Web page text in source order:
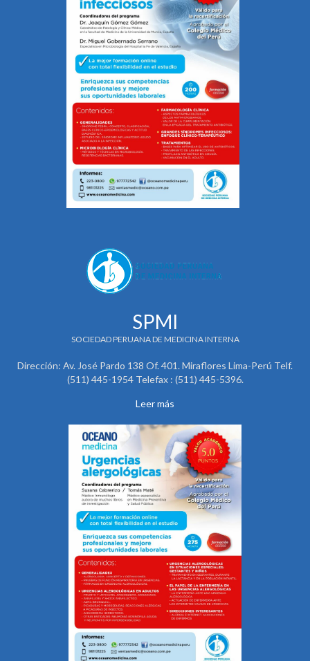
SPMI
SOCIEDAD PERUANA DE MEDICINA INTERNA
Dirección: Av. José Pardo 138 Of. 401. Miraflores Lima-Perú Telf.
(511) 445-1954 Telefax : (511) 445-5396.
Leer más